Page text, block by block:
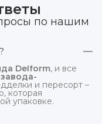
по нашим
Delform, и все
и пересорт –
которая
упаковке.